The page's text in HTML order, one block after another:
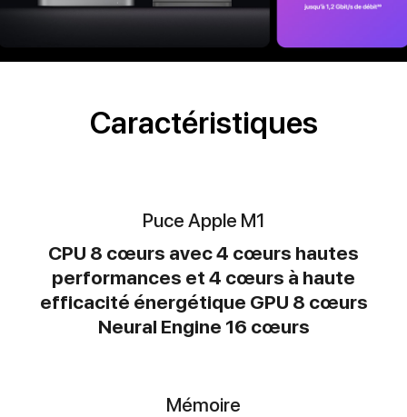
Caractéristiques
Puce Apple M1
CPU 8 cœurs avec 4 cœurs hautes
performances et 4 cœurs à haute
efficacité énergétique GPU 8 cœurs
Neural Engine 16 cœurs
Mémoire